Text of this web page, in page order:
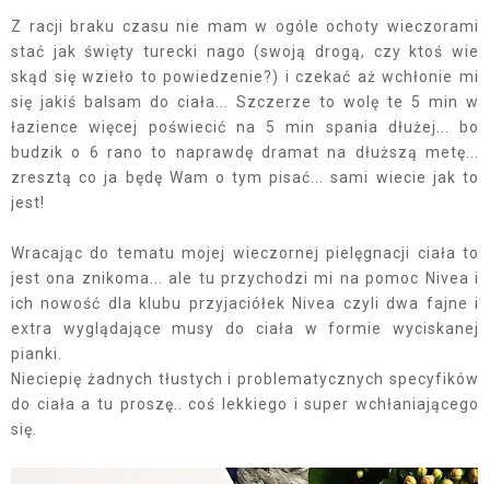
Z racji braku czasu nie mam w ogóle ochoty wieczorami
stać jak święty turecki nago (swoją drogą, czy ktoś wie
skąd się wzieło to powiedzenie?) i czekać aż wchłonie mi
się jakiś balsam do ciała... Szczerze to wolę te 5 min w
łazience więcej poświecić na 5 min spania dłużej... bo
budzik o 6 rano to naprawdę dramat na dłuższą metę...
zresztą co ja będę Wam o tym pisać... sami wiecie jak to
jest!
Wracając do tematu mojej wieczornej pielęgnacji ciała to
jest ona znikoma... ale tu przychodzi mi na pomoc Nivea i
ich nowość dla klubu przyjaciółek Nivea czyli dwa fajne i
extra wyglądające musy do ciała w formie wyciskanej
pianki.
Nieciepię żadnych tłustych i problematycznych specyfików
do ciała a tu proszę.. coś lekkiego i super wchłaniającego
się.